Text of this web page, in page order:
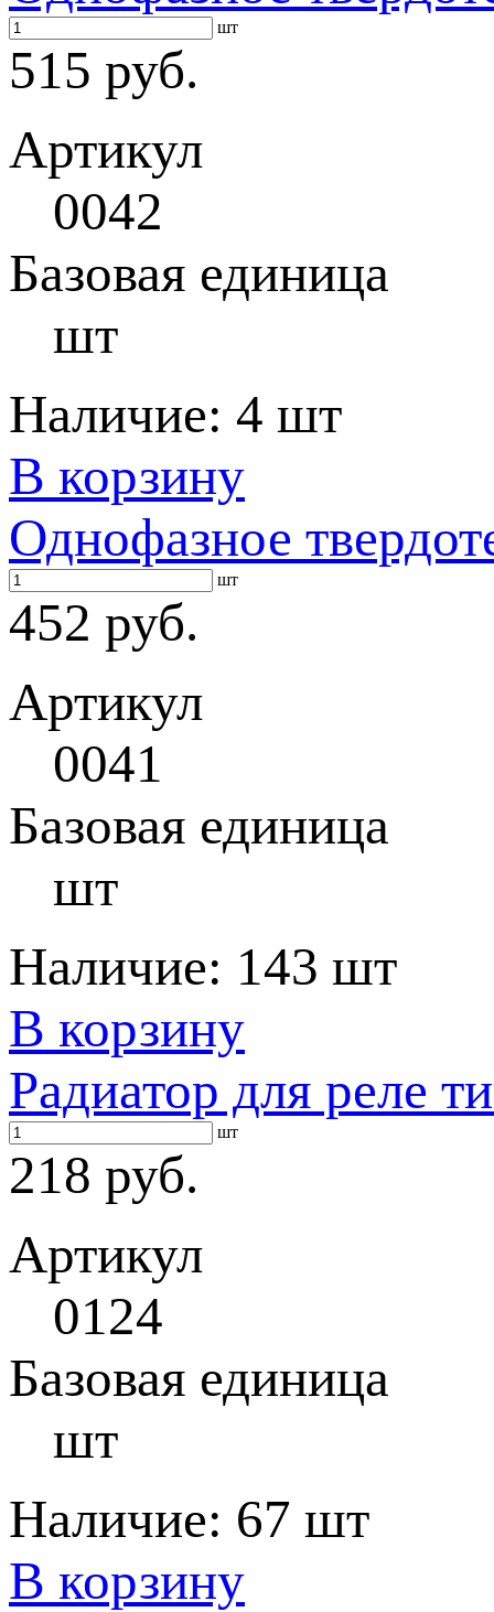
шт
515 руб.
Артикул
0042
Базовая единица
шт
Наличие: 4 шт
В корзину
Однофазное
шт
452 руб.
Артикул
0041
Базовая единица
шт
Наличие: 143 шт
В корзину
Радиатор для реле
шт
218 руб.
Артикул
0124
Базовая единица
шт
Наличие: 67 шт
В корзину